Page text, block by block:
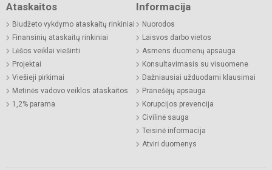
Ataskaitos
Biudžeto vykdymo ataskaitų rinkiniai
Finansinių ataskaitų rinkiniai
Lėšos veiklai viešinti
Projektai
Viešieji pirkimai
Metinės vadovo veiklos ataskaitos
1,2% parama
Informacija
Nuorodos
Laisvos darbo vietos
Asmens duomenų apsauga
Konsultavimasis su visuomene
Dažniausiai užduodami klausimai
Pranešėjų apsauga
Korupcijos prevencija
Civilinė sauga
Teisinė informacija
Atviri duomenys